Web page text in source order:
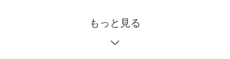
もっと見る